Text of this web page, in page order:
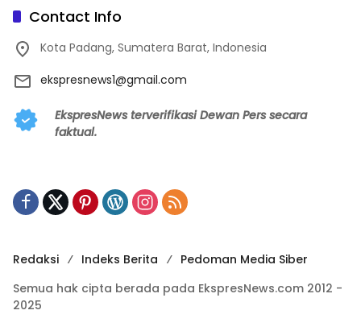
Contact Info
Kota Padang, Sumatera Barat, Indonesia
ekspresnews1@gmail.com
EkspresNews terverifikasi Dewan Pers secara
faktual.
Redaksi Indeks Berita
Pedoman Media Siber
Semua hak cipta berada pada EkspresNews.com 2012 -
2025